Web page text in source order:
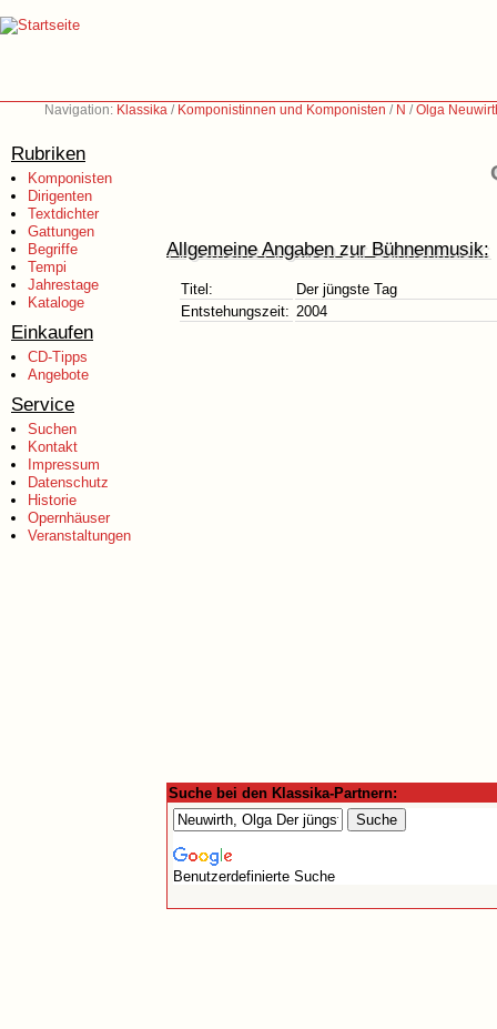
Navigation: Klassika / Komponistinnen und Komponisten / N /Olga
Rubriken
Komponisten
Dirigenten
Textdichter
Gattungen
Begriffe
Tempi
Jahrestage
Kataloge
Einkaufen
CD-Tipps
Angebote
Service
Suchen
Kontakt
Impressum
Datenschutz
Historie
Opernhäuser
Veranstaltungen
Allgemeine Angaben zur Bühnenmusik:
Titel:
Der jüngste Tag
Entstehungszeit: 2004
Suche bei den Klassika-Partnern:
Benutzerdefinierte Suche